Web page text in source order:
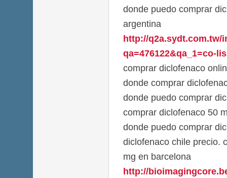
donde puedo comprar
argentina
http://q2a.sydt.com.tw/
qa=476122&qa_1=co-
comprar diclofenaco
donde comprar
donde puedo comprar
comprar diclofenaco 50
donde puedo comprar
diclofenaco chile precio.
mg en barcelona
http://